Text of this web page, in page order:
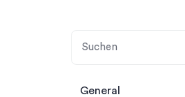
General